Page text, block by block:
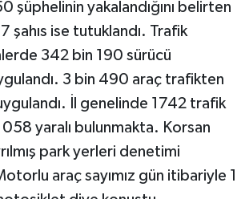
yakalandığını belirten
şahıs ise tutuklandı. Trafik
342 bin 190 sürücü
3 bin 490 araç trafikten
İl genelinde 1742 trafik
yaralı bulunmakta. Korsan
park yerleri denetimi
araç sayımız gün itibariyle 1